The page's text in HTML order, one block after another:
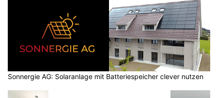
Sonnergie AG: Solaranlage mit Batteriespeicher clever nutzen